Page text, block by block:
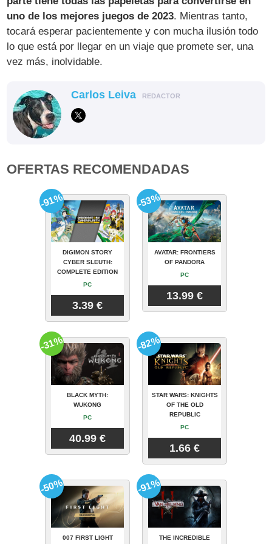
uno de los mejores juegos de 2023. Mientras tanto,
tocará esperar pacientemente y con mucha ilusión todo
lo que está por llegar en un viaje que promete ser, una
vez más, inolvidable.
Carlos Leiva REDACTOR
OFERTAS RECOMENDADAS
DIGIMON STORY
CYBER SLEUTH:
COMPLETE EDITION
PC
3.39 €
-91%
AVATAR: FRONTIERS
OF PANDORA
PC
13.99 €
-53%
BLACK MYTH:
WUKONG
PC
40.99 €
-31%
STAR WARS: KNIGHTS
OF THE OLD
REPUBLIC
PC
1.66 €
-82%
007 FIRST LIGHT
-50%
THE INCREDIBLE
-91%